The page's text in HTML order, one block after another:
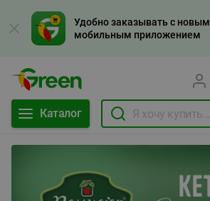
Удобно заказывать с новым
мобильным приложением
Каталог